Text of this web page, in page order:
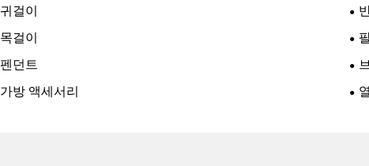
귀걸이
목걸이
펜던트
가방 액세서리